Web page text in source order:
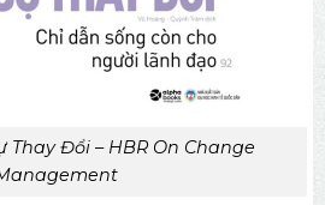
Thay Đổi – HBR On Change